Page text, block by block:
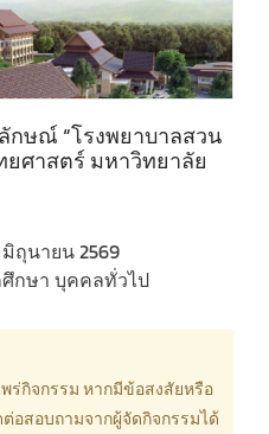
ษณ์ “โรงพยาบาลสวน
ศาสตร์ มหาวิทยาลัย
ถุนายน 2569
กษา บุคคลทั่วไป
ร่กิจกรรม หากมีข้อสงสัยหรือ
อสอบถามจากผู้จัดกิจกรรมได้